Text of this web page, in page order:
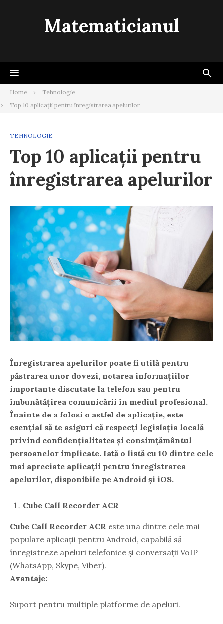
Matematicianul
Home
Tehnologie
Top 10 aplicații pentru înregistrarea apelurilor
TEHNOLOGIE
Top 10 aplicații pentru
înregistrarea apelurilor
Înregistrarea apelurilor poate fi utilă pentru
păstrarea unor dovezi, notarea informațiilor
importante discutate la telefon sau pentru
îmbunătățirea comunicării în mediul profesional.
Înainte de a folosi o astfel de aplicație, este
esențial să te asiguri că respecți legislația locală
privind confidențialitatea și consimțământul
persoanelor implicate. Iată o listă cu 10 dintre cele
mai apreciate aplicații pentru înregistrarea
apelurilor, disponibile pe Android și iOS.
Cube Call Recorder ACR
Cube Call Recorder ACR este una dintre cele mai
populare aplicații pentru Android, capabilă să
înregistreze apeluri telefonice și conversații VoIP
(WhatsApp, Skype, Viber).
Avantaje:
Suport pentru multiple platforme de apeluri.